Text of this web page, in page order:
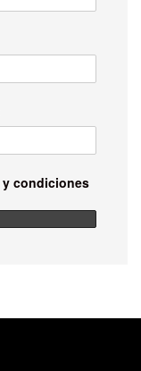
y condiciones